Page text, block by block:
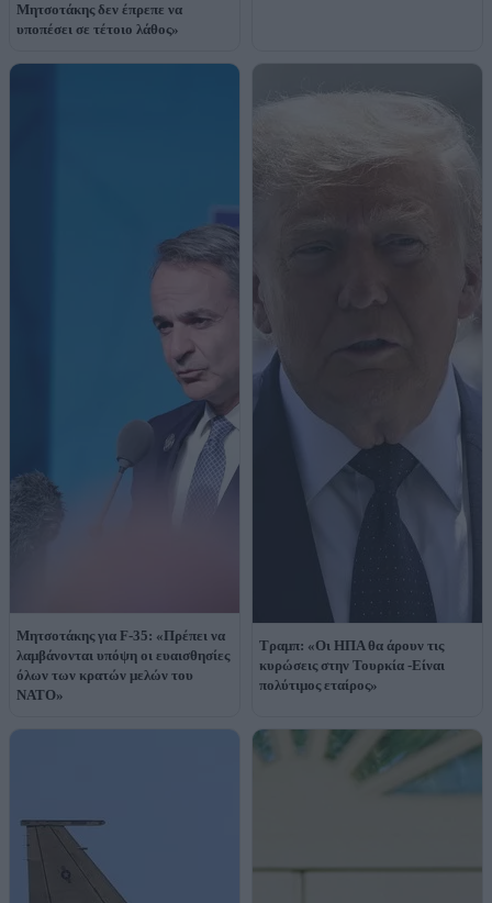
Μητσοτάκης δεν έπρεπε να
υποπέσει σε τέτοιο λάθος»
Μητσοτάκης για F-35: «Πρέπει να
λαμβάνονται υπόψη οι ευαισθησίες
όλων των κρατών μελών του
ΝΑΤΟ»
Τραμπ: «Οι ΗΠΑ θα άρουν τις
κυρώσεις στην Τουρκία -Είναι
πολύτιμος εταίρος»